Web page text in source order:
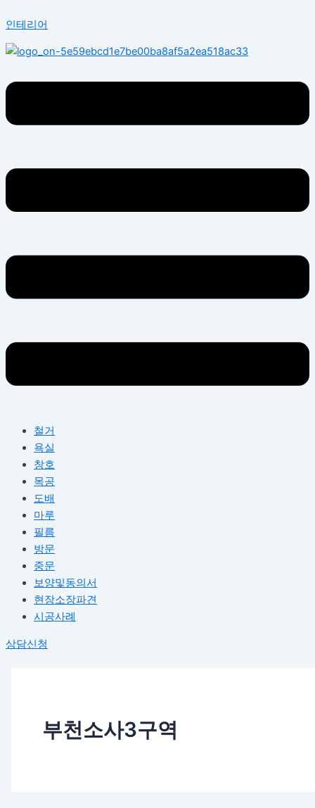
텐
츠
로
너
기
인테리어
철거
욕실
창호
목공
도배
마루
필름
방문
중문
보양및동의서
현장소장파견
시공사례
상담신청
부천소사3구역